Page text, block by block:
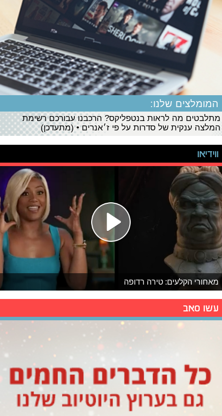
המומלצים שלנו:
מתלבטים מה לראות בנטפליקס? הרכבנו עבורכם רשימת
המלצה ענקית של סדרות על פי ז׳אנרים • (מתעדכן)
ווידיאו
מאחורי הקלעים: טירה רדופה
עשו סאב